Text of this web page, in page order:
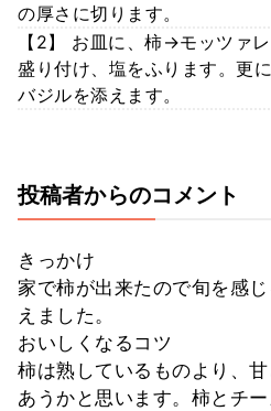
の厚さに切ります。
【2】 お皿に、柿→モッツァ
盛り付け、塩をふります。更
バジルを添えます。
投稿者からのコメント
きっかけ
家で柿が出来たので旬を感
えました。
おいしくなるコツ
柿は熟しているものより、
あうかと思います。柿とチ